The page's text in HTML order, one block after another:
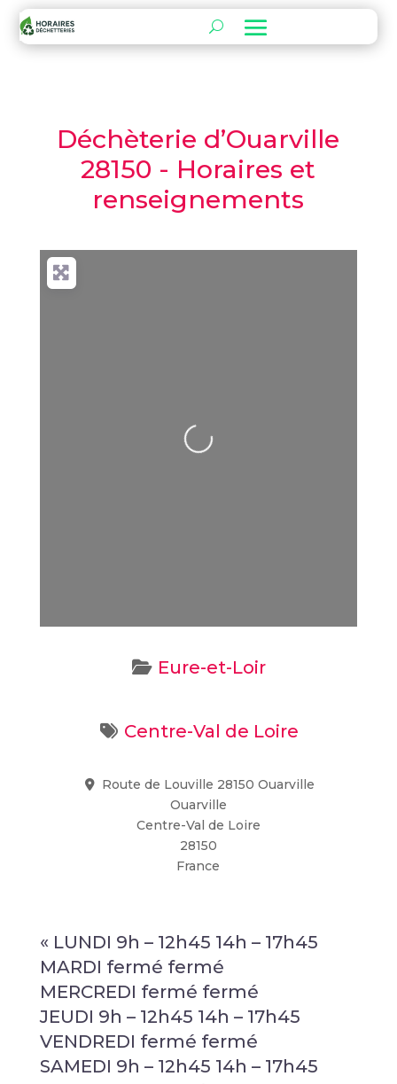
Déchèterie d’Ouarville
28150 - Horaires et
renseignements
Loading...
Eure-et-Loir
Centre-Val de Loire
Route de Louville 28150 Ouarville
Ouarville
Centre-Val de Loire
28150
France
« LUNDI 9h – 12h45 14h – 17h45
MARDI fermé fermé
MERCREDI fermé fermé
JEUDI 9h – 12h45 14h – 17h45
VENDREDI fermé fermé
SAMEDI 9h – 12h45 14h – 17h45